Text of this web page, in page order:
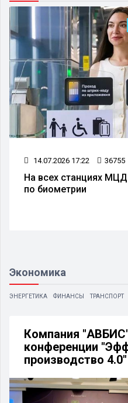
14.07.2026 17:22 36755
На всех станциях
по биометрии
Экономика
ЭНЕРГЕТИКА ФИНАНСЫ ТРАНСПОРТ
Компания
конференции
производство 4.0"